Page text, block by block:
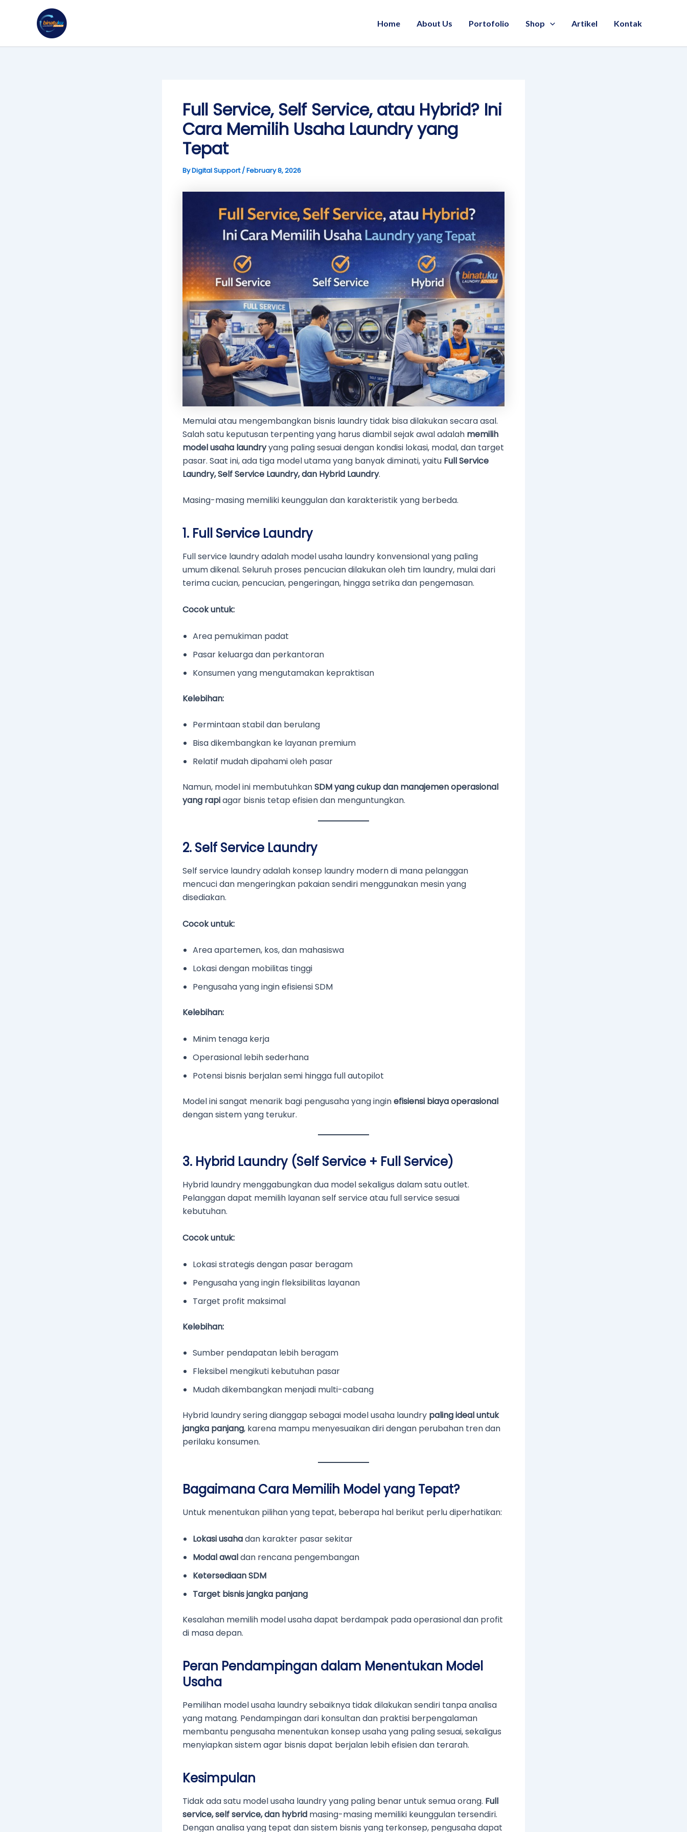
Home About Us Portofolio Shop Artikel Kontak
Full Service, Self Service, atau Hybrid? Ini
Cara Memilih Usaha Laundry yang
Tepat
ByDigital Support/February 8, 2026
Memulai atau mengembangkan bisnis laundry tidak bisa dilakukan secara asal.
Salah satu keputusan terpenting yang harus diambil sejak awal adalah memilih
model usaha laundryyang paling sesuai dengan kondisi lokasi, modal, dan target
pasar. Saat ini, ada tiga model utama yang banyak diminati, yaitu Full Service
Laundry, Self Service Laundry, dan Hybrid Laundry.
Masing-masing memiliki keunggulan dan karakteristik yang berbeda.
1. Full Service Laundry
Full service laundry adalah model usaha laundry konvensional yang paling
umum dikenal. Seluruh proses pencucian dilakukan oleh tim laundry, mulai dari
terima cucian, pencucian, pengeringan, hingga setrika dan pengemasan.
Cocok untuk:
Area pemukiman padat
Pasar keluarga dan perkantoran
Konsumen yang mengutamakan kepraktisan
Kelebihan:
Permintaan stabil dan berulang
Bisa dikembangkan ke layanan premium
Relatif mudah dipahami oleh pasar
Namun, model ini membutuhkanSDM yang cukup dan manajemen operasional
yang rapiagar bisnis tetap efisien dan menguntungkan.
2. Self Service Laundry
Self service laundry adalah konsep laundry modern di mana pelanggan
mencuci dan mengeringkan pakaian sendiri menggunakan mesin yang
disediakan.
Cocok untuk:
Area apartemen, kos, dan mahasiswa
Lokasi dengan mobilitas tinggi
Pengusaha yang ingin efisiensi SDM
Kelebihan:
Minim tenaga kerja
Operasional lebih sederhana
Potensi bisnis berjalan semi hingga full autopilot
Model ini sangat menarik bagi pengusaha yang inginefisiensi biaya operasional
dengan sistem yang terukur.
3. Hybrid Laundry (Self Service + Full Service)
Hybrid laundry menggabungkan dua model sekaligus dalam satu outlet.
Pelanggan dapat memilih layanan self service atau full service sesuai
kebutuhan.
Cocok untuk:
Lokasi strategis dengan pasar beragam
Pengusaha yang ingin fleksibilitas layanan
Target profit maksimal
Kelebihan:
Sumber pendapatan lebih beragam
Fleksibel mengikuti kebutuhan pasar
Mudah dikembangkan menjadi multi-cabang
Hybrid laundry sering dianggap sebagai model usaha laundry paling ideal untuk
jangka panjang, karena mampu menyesuaikan diri dengan perubahan tren dan
perilaku konsumen.
Bagaimana Cara Memilih Model yang Tepat?
Untuk menentukan pilihan yang tepat, beberapa hal berikut perlu diperhatikan:
Lokasi usahadan karakter pasar sekitar
Modal awaldan rencana pengembangan
Ketersediaan SDM
Target bisnis jangka panjang
Kesalahan memilih model usaha dapat berdampak pada operasional dan profit
di masa depan.
Peran Pendampingan dalam Menentukan Model
Usaha
Pemilihan model usaha laundry sebaiknya tidak dilakukan sendiri tanpa analisa
yang matang. Pendampingan dari konsultan dan praktisi berpengalaman
membantu pengusaha menentukan konsep usaha yang paling sesuai, sekaligus
menyiapkan sistem agar bisnis dapat berjalan lebih efisien dan terarah.
Kesimpulan
Tidak ada satu model usaha laundry yang paling benar untuk semua orang. Full
service, self service, dan hybrid masing-masing memiliki keunggulan tersendiri.
Dengan analisa yang tepat dan sistem bisnis yang terkonsep, pengusaha dapat